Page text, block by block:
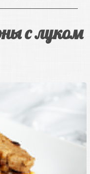
с луком